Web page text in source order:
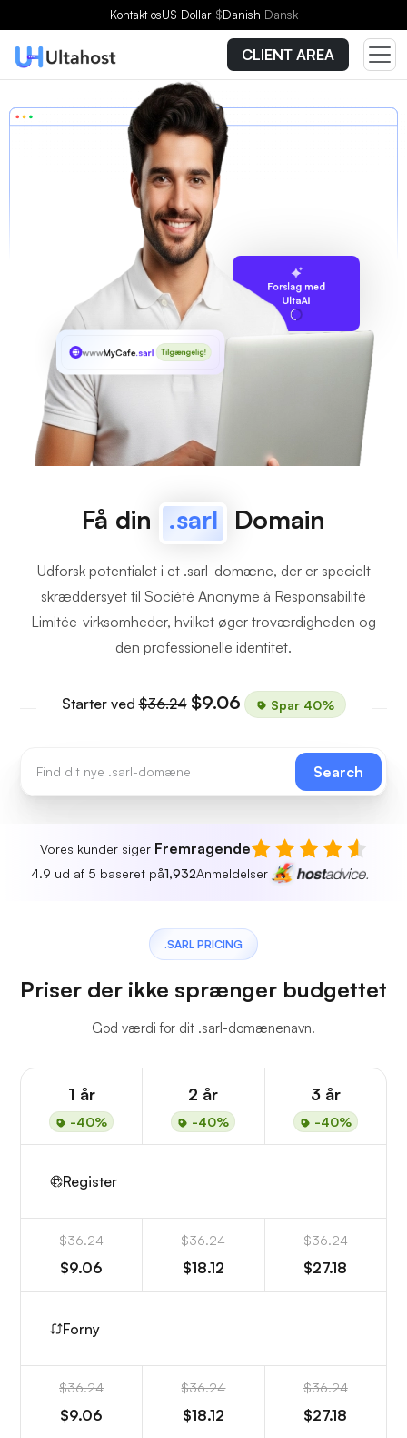
Kontakt osUS Dollar $Danish Dansk
CLIENT AREA
Forslag med
UltaAI
wwwMyCafe.sarl Tilgængelig!
Få din .sarl Domain
Udforsk potentialet i et .sarl-domæne, der er specielt
skræddersyet til Société Anonyme à Responsabilité
Limitée-virksomheder, hvilket øger troværdigheden og
den professionelle identitet.
Starter ved$36.24 $9.06 Spar 40%
Search
Vores kunder siger Fremragende
4.9 ud af 5 baseret på1,932Anmeldelser
.SARL PRICING
Priser der ikke sprænger budgettet
God værdi for dit .sarl-domænenavn.
1 år
-40%
2 år
-40%
3 år
-40%
Register
$36.24
$9.06
$36.24
$18.12
$36.24
$27.18
Forny
$36.24
$9.06
$36.24
$18.12
$36.24
$27.18